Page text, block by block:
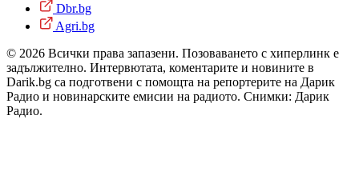
Dbr.bg
Agri.bg
© 2026 Всички права запазени. Позоваването с хиперлинк е
задължително. Интервютата, коментарите и новините в
Darik.bg са подготвени с помощта на репортерите на Дарик
Радио и новинарските емисии на радиото. Снимки: Дарик
Радио.